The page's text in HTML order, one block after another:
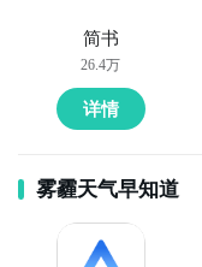
简书
26.4万
详情
雾霾天气早知道